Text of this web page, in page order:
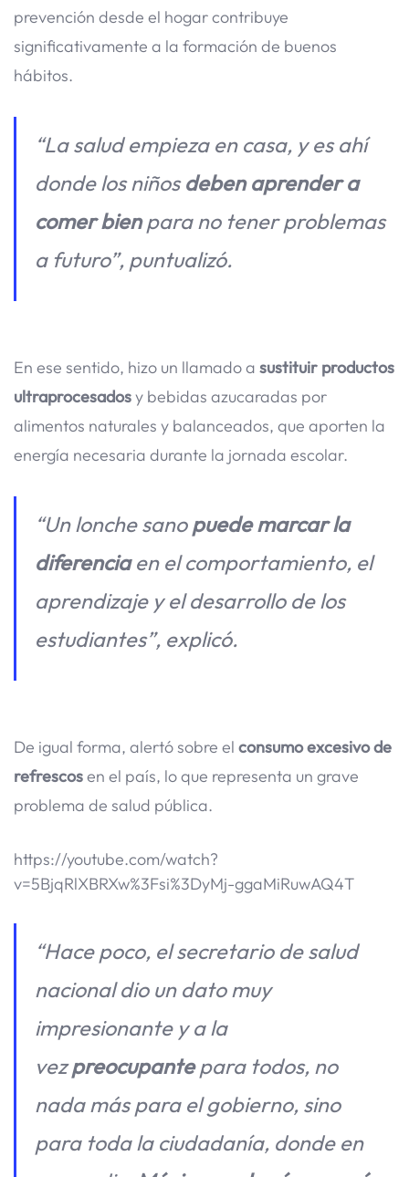
prevención desde el hogar contribuye
significativamente a la formación de buenos
hábitos.
“La salud empieza en casa, y es ahí
donde los niñosdeben aprender a
comer bienpara no tener problemas
a futuro”, puntualizó.
En ese sentido, hizo un llamado a sustituir productos
ultraprocesadosy bebidas azucaradas por
alimentos naturales y balanceados, que aporten la
energía necesaria durante la jornada escolar.
“Un lonche sanopuede marcar la
diferenciaen el comportamiento, el
aprendizaje y el desarrollo de los
estudiantes”, explicó.
De igual forma, alertó sobre el consumo excesivo de
refrescosen el país, lo que representa un grave
problema de salud pública.
https://youtube.com/watch?
v=5BjqRlXBRXw%3Fsi%3DyMj-ggaMiRuwAQ4T
“Hace poco, el secretario de salud
nacional dio un dato muy
impresionante y a la
vezpreocupantepara todos, no
nada más para el gobierno, sino
para toda la ciudadanía, donde en